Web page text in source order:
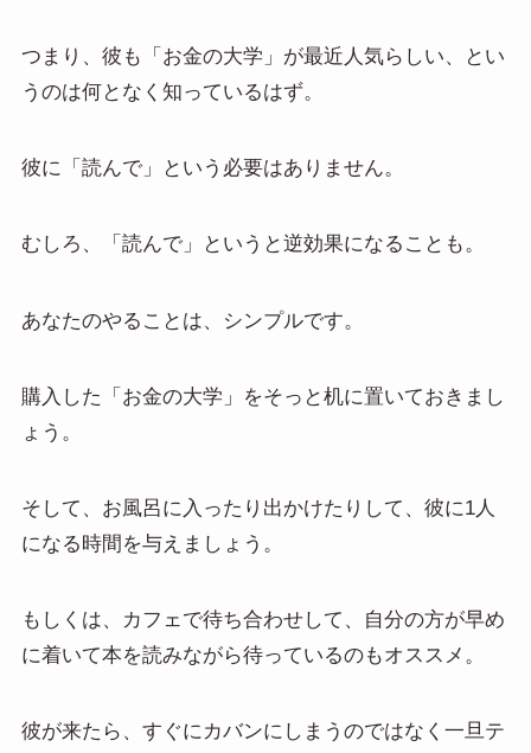
つまり、彼も「お金の大学」が最近人気らしい、とい
うのは何となく知っているはず。
彼に「読んで」という必要はありません。
むしろ、「読んで」というと逆効果になることも。
あなたのやることは、シンプルです。
購入した「お金の大学」をそっと机に置いておきまし
ょう。
そして、お風呂に入ったり出かけたりして、彼に1人
になる時間を与えましょう。
もしくは、カフェで待ち合わせして、自分の方が早め
に着いて本を読みながら待っているのもオススメ。
彼が来たら、すぐにカバンにしまうのではなく一旦テ